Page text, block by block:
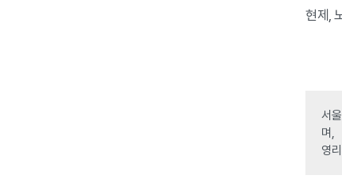
현제,
서
며,
영